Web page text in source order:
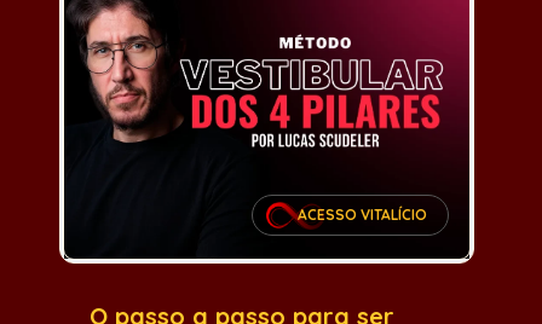
O passo a passo para ser
ACESSO VITALÍCIO